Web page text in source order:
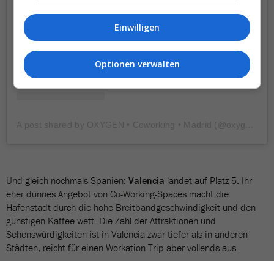
Und gleich nochmals Spanien: Valencia landet auf Platz 5. Ihr
eher dünnes Angebot von Co-Working-Spaces macht die
Hafenstadt durch die hohe Breitbandgeschwindigkeit und den
günstigen Kaffee wett. Die Zahl der Attraktionen und
Sehenswürdigkeiten ist in Valencia zwar tiefer als in anderen
Städten, reicht für einen Workation-Trip aber vollends aus.
Einwilligen
Optionen verwalten